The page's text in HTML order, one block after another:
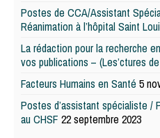
Postes de CCA/Assistant
Réanimation à l’hôpital Saint
La rédaction pour la recherche
vos publications – (Les’ctures
Facteurs Humains en Santé 5
Postes d’assistant spécialiste /
au CHSF 22 septembre 2023